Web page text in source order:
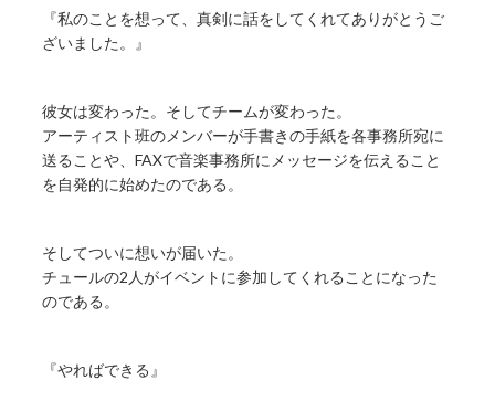
『私のことを想って、真剣に話をしてくれてありがとうご
ざいました。』
彼女は変わった。そしてチームが変わった。
アーティスト班のメンバーが手書きの手紙を各事務所宛に
送ることや、FAXで音楽事務所にメッセージを伝えること
を自発的に始めたのである。
そしてついに想いが届いた。
チュールの2人がイベントに参加してくれることになった
のである。
『やればできる』